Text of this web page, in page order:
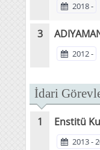
2018 -
2012 -
İdari
Enstitü
2013 -